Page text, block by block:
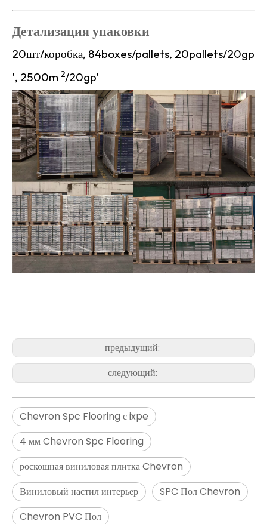
H013 плитка пола на полу H013 плитка пола на полу
H009 Herringbone Spc Flooring
Детализация упаковки
20шт/коробка, 84boxes/pallets, 20pallets/20gp
', 2500m 2/20gp'
предыдущий:
следующий:
Chevron Spc Flooring с ixpe
4 мм Chevron Spc Flooring
роскошная виниловая плитка Chevron
Виниловый настил интерьер
SPC Пол Chevron
Chevron PVC Пол